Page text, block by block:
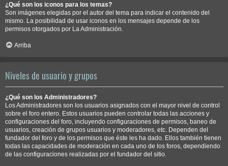
¿Qué son los iconos para los temas?
Son imágenes elegidas por el autor del tema para indicar el contenido del
mismo. La posibilidad de usar iconos en los mensajes depende de los
permisos otorgados por La Administración.
Arriba
Niveles de usuario y grupos
¿Qué son los Administradores?
Los Administradores son los usuarios asignados con el mayor nivel de control
sobre el foro entero. Estos usuarios pueden controlar todas las acciones y
configuraciones del foro, incluyendo configuraciones de permisos, baneo de
usuarios, creación de grupos usuarios y moderadores, etc. Dependen del
fundador del foro y de los permisos que éste les ha dado. Ellos también tienen
todas las capacidades de moderación en cada uno de los foros, dependiendo
de las configuraciones realizadas por el fundador del sitio.